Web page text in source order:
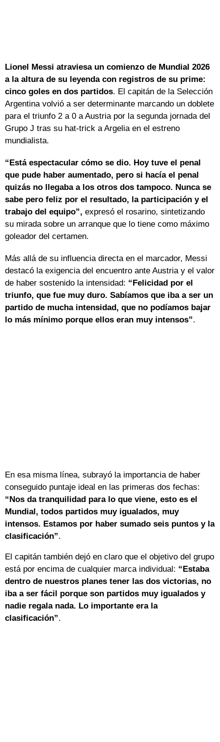
Lionel Messi atraviesa un comienzo de Mundial 2026
a la altura de su leyenda con registros de su prime:
cinco goles en dos partidos. El capitán de la Selección
Argentina volvió a ser determinante marcando un doblete
para el triunfo 2 a 0 a Austria por la segunda jornada del
Grupo J tras su hat-trick a Argelia en el estreno
mundialista.
“Está espectacular cómo se dio. Hoy tuve el penal
que pude haber aumentado, pero si hacía el penal
quizás no llegaba a los otros dos tampoco. Nunca se
sabe pero feliz por el resultado, la participación y el
trabajo del equipo”, expresó el rosarino, sintetizando
su mirada sobre un arranque que lo tiene como máximo
goleador del certamen.
Más allá de su influencia directa en el marcador, Messi
destacó la exigencia del encuentro ante Austria y el valor
de haber sostenido la intensidad: “Felicidad por el
triunfo, que fue muy duro. Sabíamos que iba a ser un
partido de mucha intensidad, que no podíamos bajar
lo más mínimo porque ellos eran muy intensos”.
En esa misma línea, subrayó la importancia de haber
conseguido puntaje ideal en las primeras dos fechas:
“Nos da tranquilidad para lo que viene, esto es el
Mundial, todos partidos muy igualados, muy
intensos. Estamos por haber sumado seis puntos y la
clasificación”.
El capitán también dejó en claro que el objetivo del grupo
está por encima de cualquier marca individual: “Estaba
dentro de nuestros planes tener las dos victorias, no
iba a ser fácil porque son partidos muy igualados y
nadie regala nada. Lo importante era la
clasificación”.